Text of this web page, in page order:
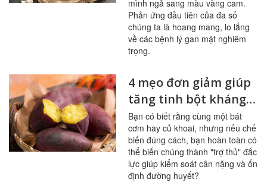
mình ngả sang màu vàng cam.
Phản ứng đầu tiên của đa số
chúng ta là hoang mang, lo lắng
về các bệnh lý gan mật nghiêm
trọng.
4 mẹo đơn giảm giúp
tăng tinh bột kháng
trong bữa ăn
Bạn có biết rằng cùng một bát
cơm hay củ khoai, nhưng nếu chế
biến đúng cách, bạn hoàn toàn có
thể biến chúng thành "trợ thủ" đắc
lực giúp kiểm soát cân nặng và ổn
định đường huyết?